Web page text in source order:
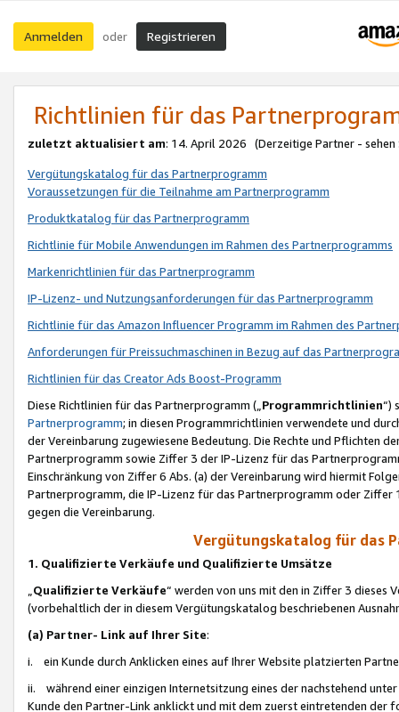
Anmelden oder Registrieren
Richtlinien für das
zuletzt aktualisiert am: 14. April 2026 (Derzeitige Partner - sehen
Vergütungskatalog für das Partnerprogramm
Voraussetzungen für die Teilnahme am Partnerprogramm
Produktkatalog für das Partnerprogramm
Richtlinie für Mobile Anwendungen im Rahmen des Partnerprogramms
Markenrichtlinien für das Partnerprogramm
IP-Lizenz- und Nutzungsanforderungen für das Partnerprogramm
Richtlinie für das Amazon Influencer Programm im Rahmen des
Anforderungen für Preissuchmaschinen in Bezug auf das
Richtlinien für das Creator Ads Boost-Programm
Diese Richtlinien für das Partnerprogramm („Programmrichtlinien“)
Partnerprogramm; in diesen Programmrichtlinien verwendete und
der Vereinbarung zugewiesene Bedeutung. Die Rechte und Pflichten
Partnerprogramm sowie Ziffer 3 der IP-Lizenz für das
Einschränkung von Ziffer 6 Abs. (a) der Vereinbarung wird hiermit
Partnerprogramm, die IP-Lizenz für das Partnerprogramm oder
gegen die Vereinbarung.
Vergütungskatalog für das
1. Qualifizierte Verkäufe und Qualifizierte Umsätze
Qualifizierte Verkäufe“ werden von uns mit den in Ziffer 3
(vorbehaltlich der in diesem Vergütungskatalog beschriebenen
(a) Partner- Link auf Ihrer Site:
i. ein Kunde durch Anklicken eines auf Ihrer Website platzierten
ii. während einer einzigen Internetsitzung eines der nachstehend
Kunde den Partner-Link anklickt und mit dem zuerst eintretenden der